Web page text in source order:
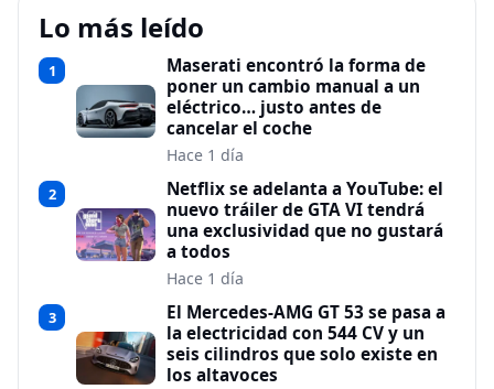
Lo más leído
1
Maserati encontró la forma de
poner un cambio manual a un
eléctrico… justo antes de
cancelar el coche
Hace 1 día
2
Netflix se adelanta a YouTube: el
nuevo tráiler de GTA VI tendrá
una exclusividad que no gustará
a todos
Hace 1 día
3
El Mercedes-AMG GT 53 se pasa a
la electricidad con 544 CV y un
seis cilindros que solo existe en
los altavoces